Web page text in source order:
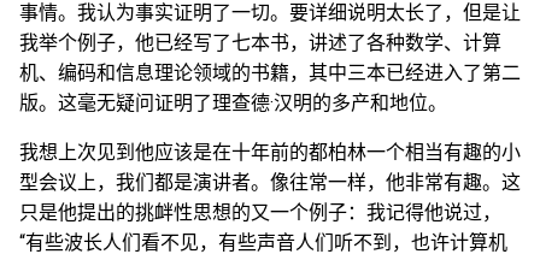
事情。我认为事实证明了一切。要详细说明太长了，但是让
我举个例子，他已经写了七本书，讲述了各种数学、计算
机、编码和信息理论领域的书籍，其中三本已经进入了第二
版。这毫无疑问证明了理查德·汉明的多产和地位。
我想上次见到他应该是在十年前的都柏林一个相当有趣的小
型会议上，我们都是演讲者。像往常一样，他非常有趣。这
只是他提出的挑衅性思想的又一个例子：我记得他说过，
“有些波长人们看不见，有些声音人们听不到，也许计算机